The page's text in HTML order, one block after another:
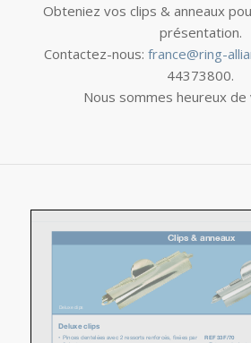
Obteniez vos clips & anneaux
présentation.
Contactez-nous:france@ring-
44373800.
Nous sommes heureux de